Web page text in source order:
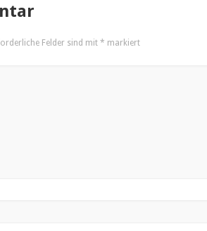
Felder sind mit * markiert